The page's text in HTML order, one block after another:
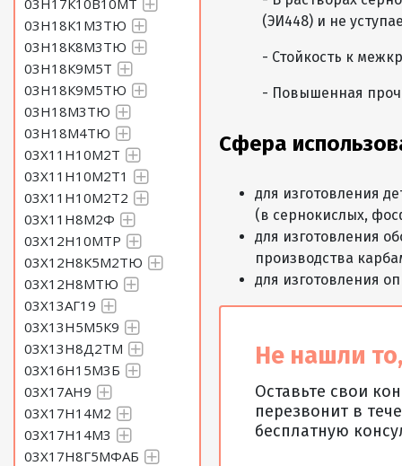
03Н17К10В10МТ
03Н18К1М3ТЮ
03Н18К8М3ТЮ
03Н18К9М5Т
03Н18К9М5ТЮ
03Н18М3ТЮ
03Н18М4ТЮ
03Х11Н10М2Т
03Х11Н10М2Т1
03Х11Н10М2Т2
03Х11Н8М2Ф
03Х12Н10МТР
03Х12Н8К5М2ТЮ
03Х12Н8МТЮ
03Х13АГ19
03Х13Н5М5К9
03Х13Н8Д2ТМ
03Х16Н15М3Б
03Х17АН9
03Х17Н14М2
03Х17Н14М3
03Х17Н8Г5МФАБ
(ЭИ448) и не
- Стойкость к
- Повышенная
Сфера
для изготовления
(в сернокислых,
для изготовления
производства
для изготовления
Не нашли
Оставьте свои
перезвонит в
бесплатную